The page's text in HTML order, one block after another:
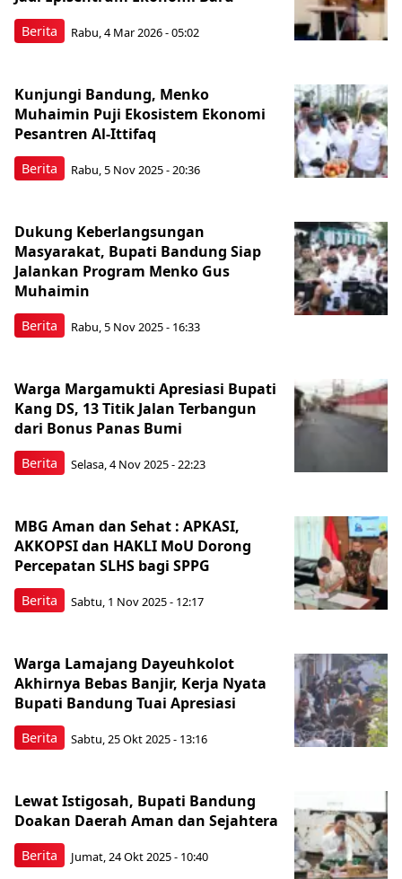
Berita Rabu, 4 Mar 2026 - 05:02
Berita
Kunjungi Bandung, Menko
Muhaimin Puji Ekosistem Ekonomi
Pesantren Al-Ittifaq
Rabu, 5 Nov 2025 - 20:36
Berita
Dukung Keberlangsungan
Masyarakat, Bupati Bandung Siap
Jalankan Program Menko Gus
Muhaimin
Rabu, 5 Nov 2025 - 16:33
Berita
Warga Margamukti Apresiasi Bupati
Kang DS, 13 Titik Jalan Terbangun
dari Bonus Panas Bumi
Selasa, 4 Nov 2025 - 22:23
Berita
MBG Aman dan Sehat : APKASI,
AKKOPSI dan HAKLI MoU Dorong
Percepatan SLHS bagi SPPG
Sabtu, 1 Nov 2025 - 12:17
Berita
Warga Lamajang Dayeuhkolot
Akhirnya Bebas Banjir, Kerja Nyata
Bupati Bandung Tuai Apresiasi
Sabtu, 25 Okt 2025 - 13:16
Berita
Lewat Istigosah, Bupati Bandung
Doakan Daerah Aman dan Sejahtera
Jumat, 24 Okt 2025 - 10:40